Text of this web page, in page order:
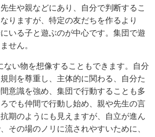
生や親などにあり、自分で判断するこ
りますが、特定の友だちを作るより
いる子と遊ぶのが中心です。集団で遊
せん。
い物を想像することもできます。自分
則を尊重し、主体的に関わる、自分た
意識を強め、集団で行動することも多
でも仲間で行動し始め、親や先生の言
期のようにも見えますが、自立が進ん
その場のノリに流されやすいために、